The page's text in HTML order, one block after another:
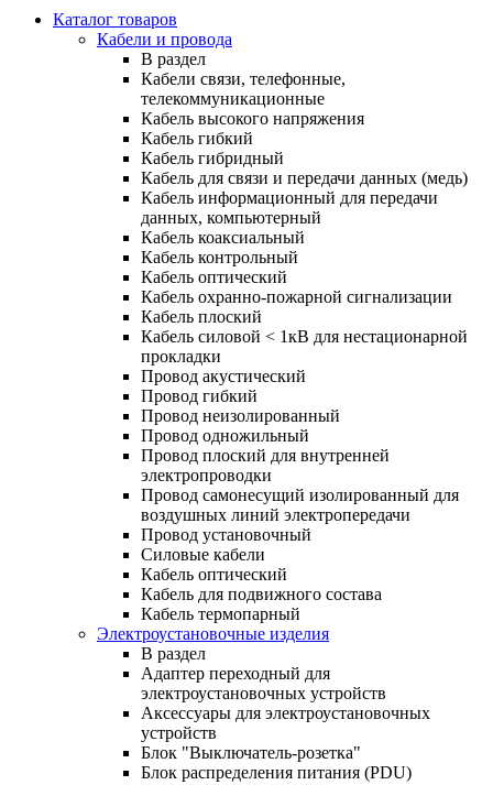
Каталог товаров
Кабели и провода
В раздел
Кабели связи, телефонные,
телекоммуникационные
Кабель высокого напряжения
Кабель гибкий
Кабель гибридный
Кабель для связи и передачи данных (медь)
Кабель информационный для передачи
данных, компьютерный
Кабель коаксиальный
Кабель контрольный
Кабель оптический
Кабель охранно-пожарной сигнализации
Кабель плоский
Кабель силовой < 1кВ для нестационарной
прокладки
Провод акустический
Провод гибкий
Провод неизолированный
Провод одножильный
Провод плоский для внутренней
электропроводки
Провод самонесущий изолированный для
воздушных линий электропередачи
Провод установочный
Силовые кабели
Кабель оптический
Кабель для подвижного состава
Кабель термопарный
Электроустановочные изделия
В раздел
Адаптер переходный для
электроустановочных устройств
Аксессуары для электроустановочных
устройств
Блок "Выключатель-розетка"
Блок распределения питания (PDU)